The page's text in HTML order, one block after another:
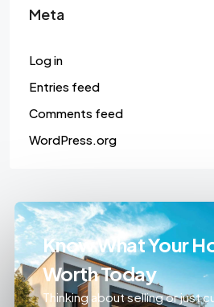
Meta
Log in
Entries feed
Comments feed
WordPress.org
Know What Your
Worth Today
Thinking about selling or just